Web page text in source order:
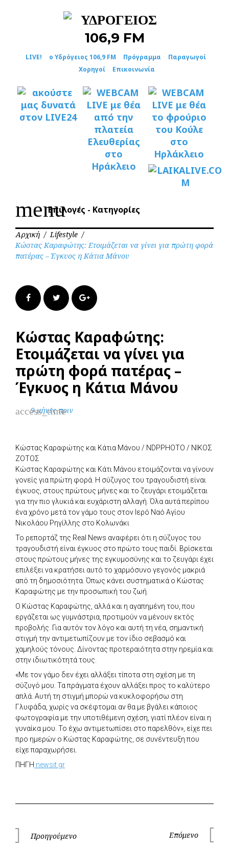
LIVE! ο Υδρόγειος 106,9 FM Πρόγραμμα
Παραγωγοί
Χορηγοί
Επικοινωνία
menuΕπιλογές - Κατηγορίες
Αρχική / Lifestyle /
Κώστας Καραφώτης: Ετοιμάζεται να γίνει για πρώτη φορά
πατέρας – Έγκυος η Κάτια Μάνου
FacebookTwitter Google+
Κώστας Καραφώτης:
Ετοιμάζεται να γίνει για
πρώτη φορά πατέρας –
Έγκυος η Κάτια Μάνου
access_time
9 μήνες πριν
Κώστας Καραφώτης και Κάτια Μάνου / NDPPHOTO / ΝΙΚΟΣ
ΖΟΤΟΣ
Κώστας Καραφώτης και Κάτι Μάνου ετοιμάζονται να γίνουν
γονείς για πρώτη φορά. Η σύζυγος του τραγουδιστή είναι
έγκυος, στους πρώτους μήνες και το ζευγάρι ετοιμάζεται
για την πιο γλυκιά και ευχάριστη αλλαγή. Όλα αυτά περίπου
ένα χρόνο μετά τον γάμο τους στον Ιερό Ναό Αγίου
Νικολάου Ρηγίλλης στο Κολωνάκι
Το ρεπορτάζ της Real News αναφέρει ότι η σύζυγος του
τραγουδιστή είναι έγκυος στο πρώτο τους παιδί. Βρίσκεται
στους πρώτους μήνες της εγκυμοσύνης και το ζευγάρι έχει
επιλέξει να κρατήσει αυτό το χαρμόσυνο γεγονός μακριά
από τη δημοσιότητα. Όπως κάνει συστηματικά ο Κώστας
Καραφώτης με την προσωπική του ζωή.
Ο Κώστας Καραφώτης, αλλά και η αγαπημένη του, που
εργάζεται ως γυμνάστρια, προτιμούν να μένουν εκτός
προβολής. Για αυτόν τον λόγο και αυτή τη νέα, σημαντική
στιγμή την αντιμετωπίζουν με τον ίδιο σεβασμό και
χαμηλούς τόνους. Δίνοντας προτεραιότητα στην ηρεμία και
στην ιδιωτικότητά τους.
«Με τον γάμο δεν έχει αλλάξει τίποτα στη σχέση με τη
σύζυγό μου. Τα πράγματα έχουν αλλάξει προς το καλύτερο
απλά. Αυτή τη στιγμή μπορώ να κυκλοφορήσω στη
Γλυφάδα, χωρίς να σκέφτομαι αν θα με βγάλει κάποιος
φωτογραφία με την υποτιθέμενη σχέση, γιατί πλέον είναι η
γυναίκα μου. Το έχω αντιμετωπίσει στο παρελθόν», είχε πει
προ ημερών ο Κώστας Καραφώτης, σε συνέντευξη που
είχε παραχωρήσει.
ΠΗΓΗ newsit.gr
Πλοήγηση
Προηγούμενο Επόμενο